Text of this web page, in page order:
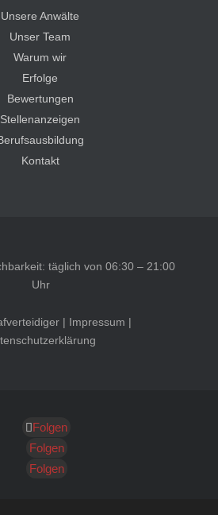
Unsere Anwälte
Unser Team
Warum wir
Erfolge
Bewertungen
Stellenanzeigen
Kontakt
täglich von 06:30 – 21:00
Uhr
| Impressum |
Folgen
Folgen
Folgen
Kundenbewertungen und Erfahrungen zu
SEHR GUT